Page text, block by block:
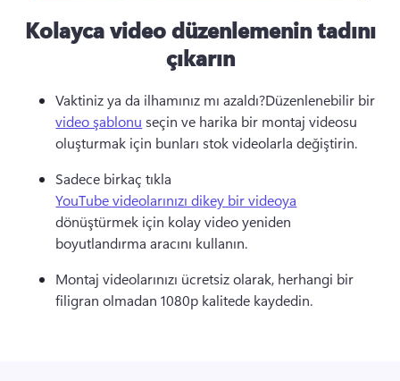
Kolayca video düzenlemenin tadını
çıkarın
Vaktiniz ya da ilhamınız mı azaldı?Düzenlenebilir bir
video şablonu seçin ve harika bir montaj videosu
oluşturmak için bunları stok videolarla değiştirin.
Sadece birkaç tıkla
YouTube videolarınızı dikey bir videoya
dönüştürmek için kolay video yeniden
boyutlandırma aracını kullanın.
Montaj videolarınızı ücretsiz olarak, herhangi bir
filigran olmadan 1080p kalitede kaydedin.